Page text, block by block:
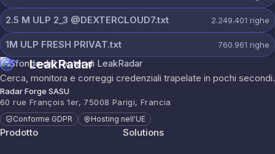
2.5 M ULP 2_3 @DEXTERCLOUD7.txt 2.249.401 righe
1M ULP FRESH PRIVAT.txt 760.961 righe
LeakRadar
Cerca, monitora e correggi credenziali trapelate in pochi secondi.
Radar Forge SASU
60 rue François 1er, 75008 Parigi, Francia
Conforme GDPR Hosting nell'UE
Prodotto Solutions